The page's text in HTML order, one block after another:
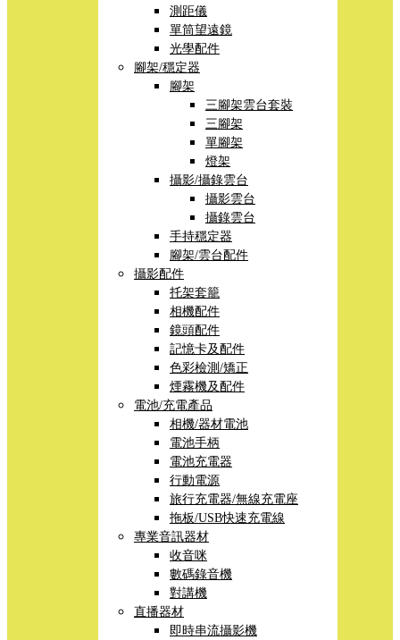
測距儀
單筒望遠鏡
光學配件
腳架/穩定器
腳架
三腳架雲台套裝
三腳架
單腳架
燈架
攝影/攝錄雲台
攝影雲台
攝錄雲台
手持穩定器
腳架/雲台配件
攝影配件
托架套籠
相機配件
鏡頭配件
記憶卡及配件
色彩檢測/矯正
煙霧機及配件
電池/充電產品
相機/器材電池
電池手柄
電池充電器
行動電源
旅行充電器/無線充電座
拖板/USB快速充電線
專業音訊器材
收音咪
數碼錄音機
對講機
直播器材
即時串流攝影機